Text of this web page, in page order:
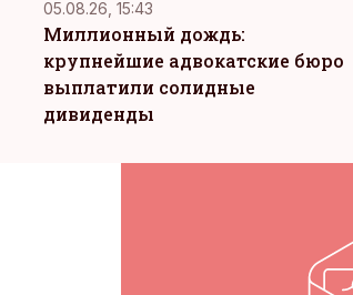
05.08.26, 15:43
Миллионный дождь:
крупнейшие адвокатские бюро
выплатили солидные
дивиденды